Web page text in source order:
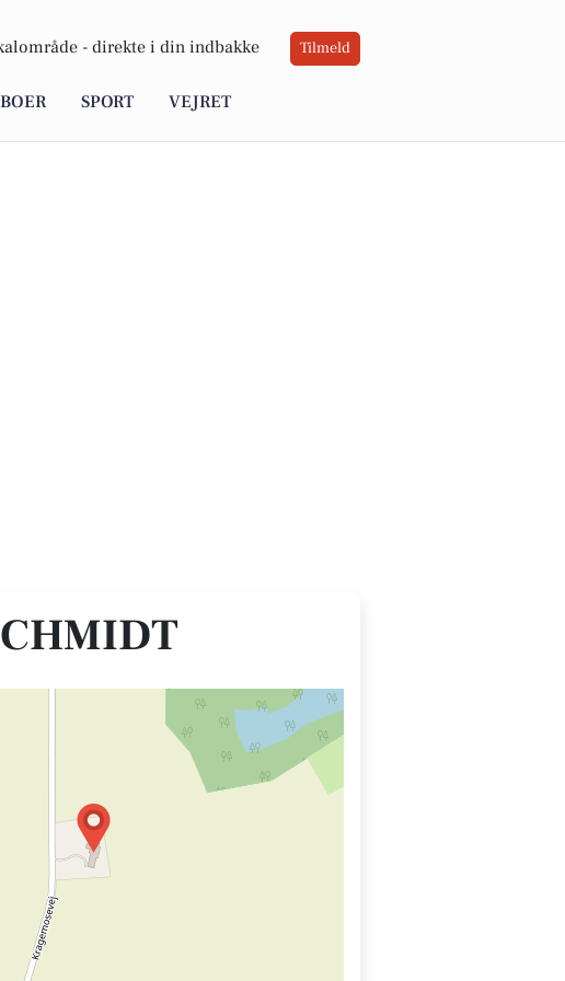
- direkte i din indbakke Tilmeld
SPORT VEJRET